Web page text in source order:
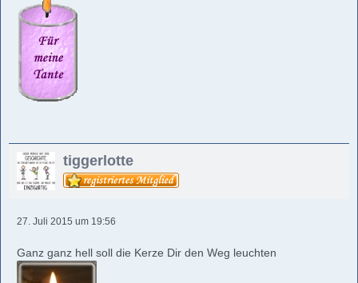
tiggerlotte
27. Juli 2015 um 19:56
Ganz ganz hell soll die Kerze Dir den Weg leuchten